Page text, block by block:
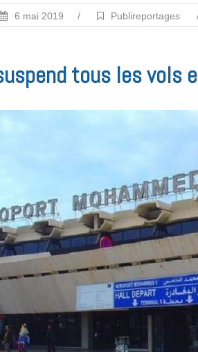
6 mai 2019 / Publireportages
tous les vols